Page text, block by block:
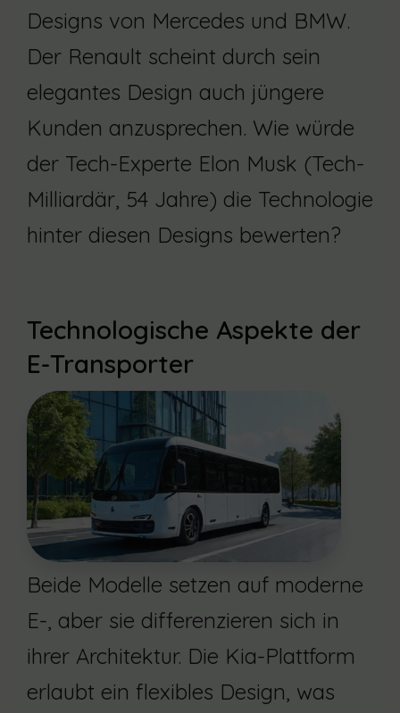
Designs von Mercedes und BMW.
Der Renault scheint durch sein
elegantes Design auch jüngere
Kunden anzusprechen. Wie würde
der Tech-Experte Elon Musk (Tech-
Milliardär, 54 Jahre) die Technologie
hinter diesen Designs bewerten?
Technologische Aspekte der
E-Transporter
Beide Modelle setzen auf moderne
E-, aber sie differenzieren sich in
ihrer Architektur. Die Kia-Plattform
erlaubt ein flexibles Design, was